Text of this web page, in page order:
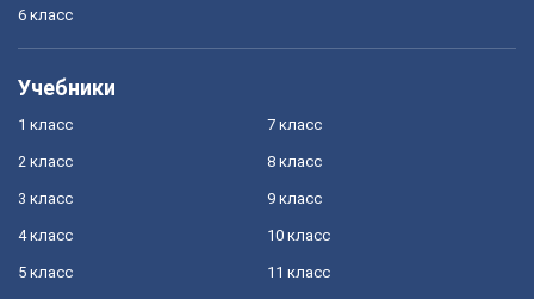
6 класс
Учебники
1 класс
2 класс
3 класс
4 класс
5 класс
7 класс
8 класс
9 класс
10 класс
11 класс